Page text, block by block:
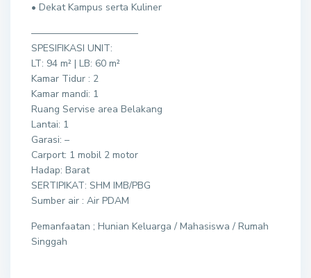
• Dekat Kampus serta Kuliner
———————————
SPESIFIKASI UNIT:
LT: 94 m² | LB: 60 m²
Kamar Tidur : 2
Kamar mandi: 1
Ruang Servise area Belakang
Lantai: 1
Garasi: –
Carport: 1 mobil 2 motor
Hadap: Barat
SERTIPIKAT: SHM IMB/PBG
Sumber air : Air PDAM
Pemanfaatan ; Hunian Keluarga / Mahasiswa / Rumah
Singgah